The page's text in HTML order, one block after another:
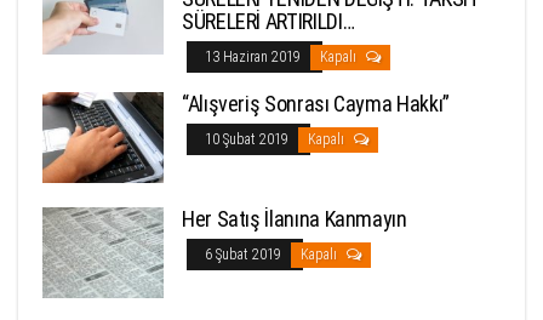
SÜRELERİ ARTIRILDI…
13 Haziran 2019 Kapalı
“Alışveriş Sonrası Cayma Hakkı”
10 Şubat 2019 Kapalı
Her Satış İlanına Kanmayın
6 Şubat 2019 Kapalı